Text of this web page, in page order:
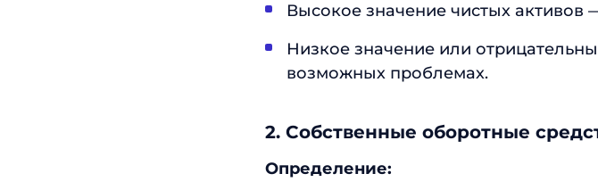
Высокое значение чистых активов
Низкое значение или
возможных проблемах.
2. Собственные оборотные
Определение: